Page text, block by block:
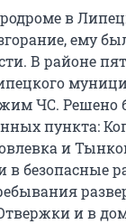
в
ему
В районе
ЧС. Решено
пункта:
и
в безопасные
и в